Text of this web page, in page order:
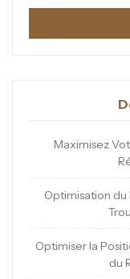
Maximisez
Optimisation
Optimiser la
du